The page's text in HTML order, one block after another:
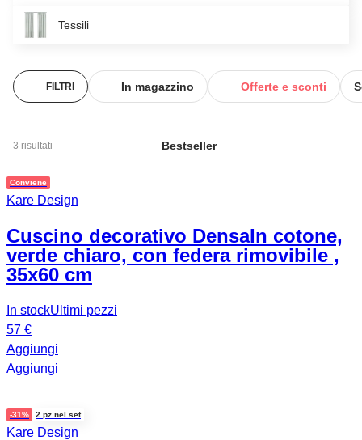
Tessili
FILTRI In magazzino Offerte e sconti
3 risultati Bestseller
Conviene
Kare Design
Cuscino decorativo DensaIn cotone,
verde chiaro, con federa rimovibile ,
35x60 cm
In stockUltimi pezzi
57 €
Aggiungi
Aggiungi
-31% 2 pz nel set
Kare Design